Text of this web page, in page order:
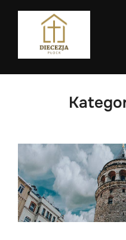
Skip